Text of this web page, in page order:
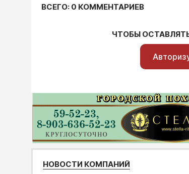
ВСЕГО: 0 КОММЕНТАРИЕВ
ЧТОБЫ
НОВОСТИ КОМПАНИЙ